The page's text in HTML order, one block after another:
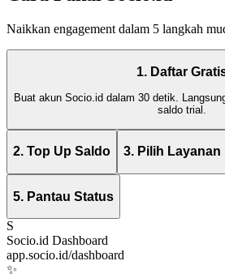
Naikkan engagement dalam 5 langkah
1. Daftar
Buat akun Socio.id dalam 30 detik.
saldo trial.
2. Top Up Saldo 3. Pilih Layanan
5. Pantau Status
S
Socio.id Dashboard
app.socio.id/dashboard
✨